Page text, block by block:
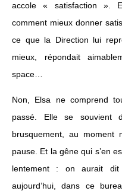
accole « satisfaction ».
comment mieux donner
ce que la Direction lui
mieux, répondait
space…
Non, Elsa ne comprend
passé. Elle se souvient
brusquement, au
pause. Et la gêne qui s’en
lentement : on aurait dit
aujourd’hui, dans ce